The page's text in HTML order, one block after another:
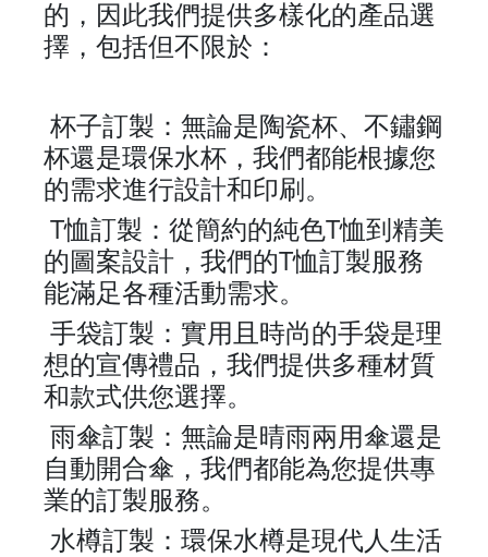
的，因此我們提供多樣化的產品選
擇，包括但不限於：
杯子訂製：無論是陶瓷杯、不鏽鋼
杯還是環保水杯，我們都能根據您
的需求進行設計和印刷。
T恤訂製：從簡約的純色T恤到精美
的圖案設計，我們的T恤訂製服務
能滿足各種活動需求。
手袋訂製：實用且時尚的手袋是理
想的宣傳禮品，我們提供多種材質
和款式供您選擇。
雨傘訂製：無論是晴雨兩用傘還是
自動開合傘，我們都能為您提供專
業的訂製服務。
水樽訂製：環保水樽是現代人生活